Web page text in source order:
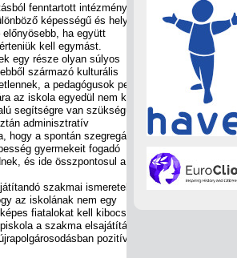
fenntartott intézmények
képességű és helyzetű
ha együtt
kell egymást.
egy része olyan súlyos
származó kulturális
a pedagógusok pedig
az iskola egyedül nem képes:
segítségre van szükségük. Az
adminisztratív
a spontán szegregációt
gyermekeit fogadó
és ide összpontosul a legtöbb
szakmai ismeretek és az
az iskolának nem egy
fiatalokat kell kibocsátania.
a szakma elsajátítása
pozitív